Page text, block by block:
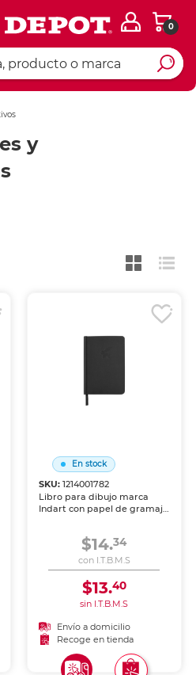
0
y
En stock
SKU: 1214001782
Libro para dibujo marca
Indart con papel de gramaje
profesional para artistas y
estudiantes.
$14.34
con I.T.B.M.S
$13.40
sin I.T.B.M.S
Envío a domicilio
Recoge en tienda